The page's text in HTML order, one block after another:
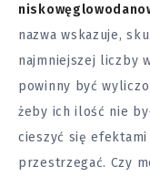
nazwa wskazuje,
najmniejszej liczby
powinny być
żeby ich ilość nie
cieszyć się
przestrzegać. Czy